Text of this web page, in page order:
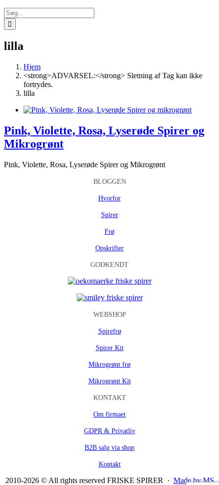
Søg
efter:
lilla
Hjem
<strong>ADVARSEL:</strong> Sletning af Tag kan ikke
fortrydes.
lilla
Pink, Violette, Rosa, Lyserøde Spirer og
Mikrogrønt
Pink, Violette, Rosa, Lyserøde Spirer og Mikrogrønt
BLOGGEN
Hvorfor
Spirer
Frø
Opskrifter
GODKENDT
WEBSHOP
Spirefrø
Spirer Kit
Mikrogrønt frø
Mikrogrønt Kit
KONTAKT
Om firmaet
GDPR & Privatliv
B2B salg via shop
Kontakt
2010-2026 © All rights reserved FRISKE SPIRER · Made by MS